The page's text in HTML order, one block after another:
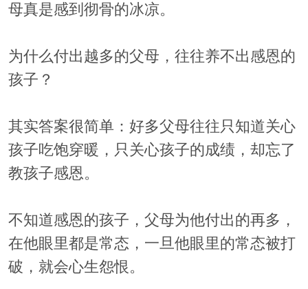
母真是感到彻骨的冰凉。
为什么付出越多的父母，往往养不出感恩的
孩子？
其实答案很简单：好多父母往往只知道关心
孩子吃饱穿暖，只关心孩子的成绩，却忘了
教孩子感恩。
不知道感恩的孩子，父母为他付出的再多，
在他眼里都是常态，一旦他眼里的常态被打
破，就会心生怨恨。